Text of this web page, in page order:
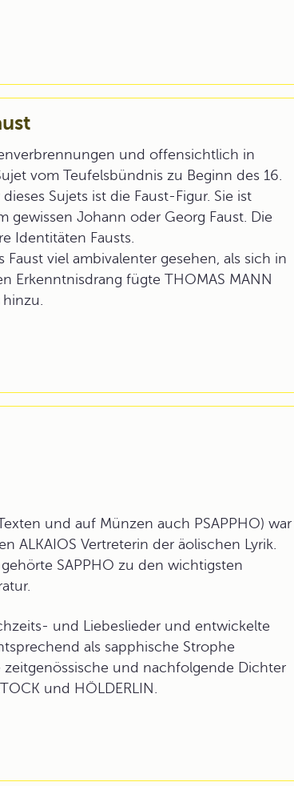
und offensichtlich in
vom Teufelsbündnis zu Beginn des 16.
Sujets ist die Faust-Figur. Sie ist
gewissen Johann oder Georg Faust. Die
Identitäten Fausts.
Faust viel ambivalenter gesehen, als sich in
Erkenntnisdrang fügte THOMAS MANN
und auf Münzen auch PSAPPHO) war
ALKAIOS Vertreterin der äolischen Lyrik.
SAPPHO zu den wichtigsten
und Liebeslieder und entwickelte
als sapphische Strophe
zeitgenössische und nachfolgende Dichter
und HÖLDERLIN.